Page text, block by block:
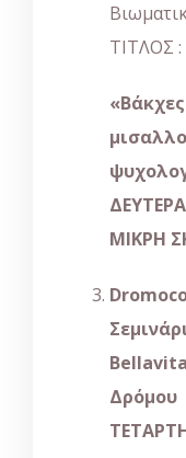
ΤΙΤΛΟΣ :
«
ΜΙΚΡΗ
Δρόμου